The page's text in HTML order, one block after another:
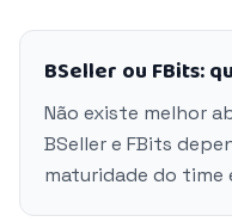
BSeller ou FBits:
Não existe melhor
BSeller e FBits
maturidade do